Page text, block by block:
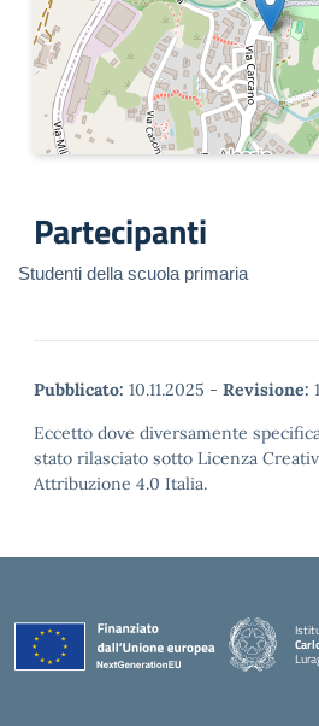
Partecipanti
Studenti della scuola primaria
Pubblicato: 10.11.2025 - Revisione:
Eccetto dove diversamente
stato rilasciato sotto Licenza
Attribuzione 4.0 Italia.
—